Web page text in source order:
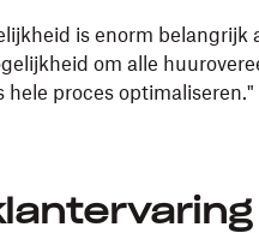
is enorm belangrijk
om alle
hele proces optimaliseren."